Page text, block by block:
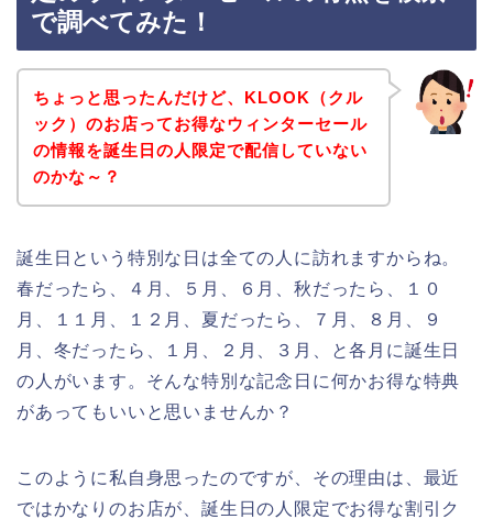
で調べてみた！
ちょっと思ったんだけど、KLOOK（クル
ック）のお店ってお得なウィンターセール
の情報を誕生日の人限定で配信していない
のかな～？
誕生日という特別な日は全ての人に訪れますからね。
春だったら、４月、５月、６月、秋だったら、１０
月、１１月、１２月、夏だったら、７月、８月、９
月、冬だったら、１月、２月、３月、と各月に誕生日
の人がいます。そんな特別な記念日に何かお得な特典
があってもいいと思いませんか？
このように私自身思ったのですが、その理由は、最近
ではかなりのお店が、誕生日の人限定でお得な割引ク